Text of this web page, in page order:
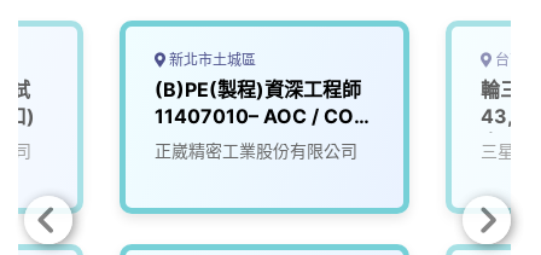
試
口)
司
新北市土城區
(B)PE(製程)資深工程師
11407010– AOC / COB
/ Optical Coupling
正崴精密工業股份有限公司
台南
輪三
資另
三星科